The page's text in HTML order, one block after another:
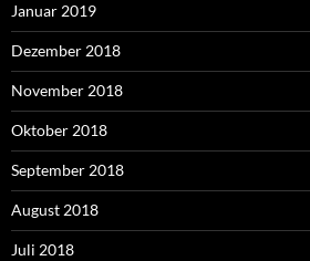
Januar 2019
Dezember 2018
November 2018
Oktober 2018
September 2018
August 2018
Juli 2018